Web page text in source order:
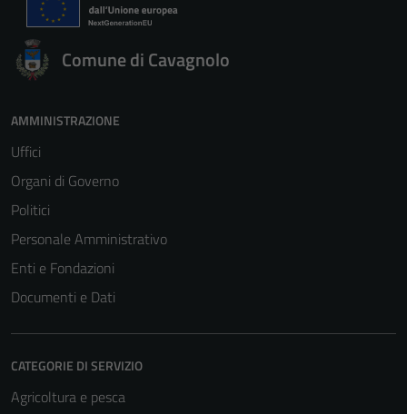
Comune di Cavagnolo
AMMINISTRAZIONE
Uffici
Organi di Governo
Politici
Personale Amministrativo
Enti e Fondazioni
Documenti e Dati
CATEGORIE DI SERVIZIO
Agricoltura e pesca